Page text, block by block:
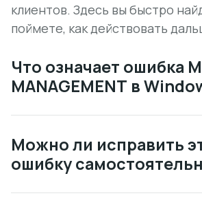
клиентов. Здесь вы быстро
поймете, как действовать
Что означает ошибка
MANAGEMENT в
Можно ли исправить
ошибку